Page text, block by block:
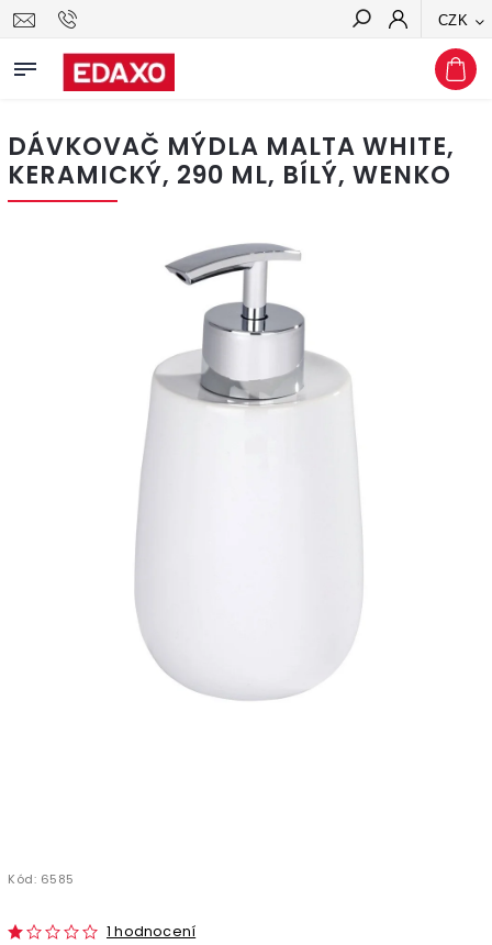
CZK
Hledat
DÁVKOVAČ MÝDLA MALTA WHITE,
KERAMICKÝ, 290 ML, BÍLÝ, WENKO
Kód: 6585
1 hodnocení